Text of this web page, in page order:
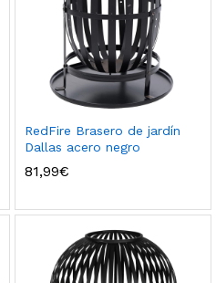
RedFire Brasero de jardín
Dallas acero negro
81,99€